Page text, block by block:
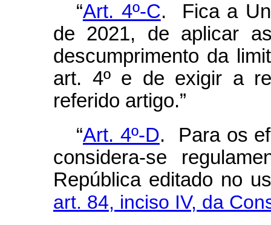
“Art. 4º-C. Fica a
de 2021, de aplicar
descumprimento da
art. 4º e de exigir a
referido artigo.”
“Art. 4º-D. Para os
considera-se
República editado no
art. 84, inciso IV, da